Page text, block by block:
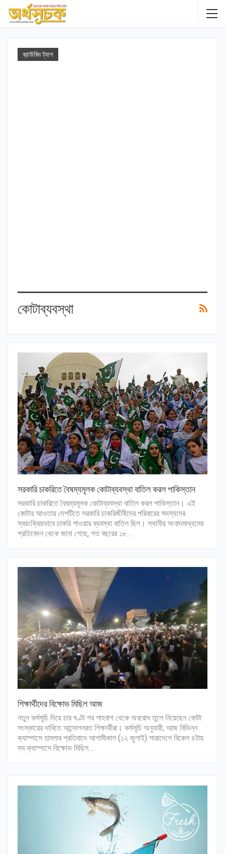
ব্রাউজিং ট্যাগ
কোটাব্যবস্থা
সরকারি চাকরিতে বৈষম্যমূলক কোটাব্যবস্থা বাতিল করল পাকিস্তান
সরকারি চাকরিতে বৈষম্যমূলক কোটাব্যবস্থা বাতিল করল পাকিস্তান। এই
কোটার আওতায় দেশটিতে সরকারি চাকরিজীবীদের পরিবারের সদস্যদের
স্বয়ংক্রিয়ভাবে চাকরি পাওয়ার ব্যবস্থা বাতিল ছিল। স্থানীয় সংবাদমাধ্যমের
প্রতিবেদন থেকে জানা গেছে, গত বছরের ১৮…
শিক্ষার্থীদের বিক্ষোভ মিছিল আজ
নতুন কর্মসূচি দিয়ে চার ঘণ্টা পর শাহবাগ থেকে অবরোধ তুলে নিয়েছেন কোটা
সংস্কারের দাবিতে আন্দোলনরত শিক্ষার্থীরা। কর্মসূচি অনুযায়ী, আজ বিভিন্ন
ক্যাম্পাসে হামলার প্রতিবাদে আগামীকাল (১২ জুলাই) সারাদেশে বিকেল ৪টায়
সব ক্যাম্পাসে বিক্ষোভ মিছিল…